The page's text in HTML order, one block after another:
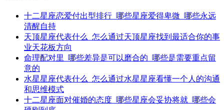
十二星座恋爱付出型排行_哪些星座爱得卑微_哪些永远
清醒自持
天顶星座代表什么_怎么通过天顶星座找到最适合你的事
业天花板方向
命理配对里_哪些差异是可以磨合的_哪些是需要重点留
意的
水星星座代表什么_怎么通过水星星座看懂一个人的沟通
和思维模式
十二星座面对催婚的态度_哪些星座会妥协将就_哪些会